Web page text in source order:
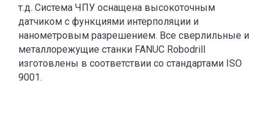
т.д. Система ЧПУ оснащена высокоточным
датчиком с функциями интерполяции и
нанометровым разрешением. Все сверлильные и
металлорежущие станки FANUC Robodrill
изготовлены в соответствии со стандартами ISO
9001.